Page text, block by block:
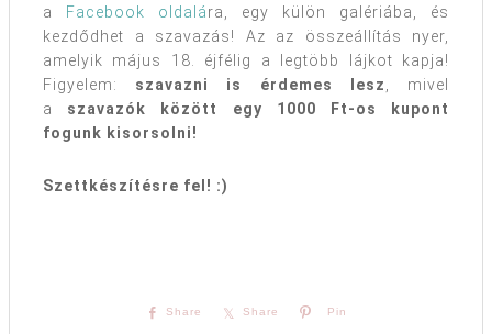
a
Facebook oldalára, egy külön galériába, és
kezdődhet a szavazás! Az az összeállítás nyer,
amelyik május 18. éjfélig a legtöbb lájkot kapja!
Figyelem: szavazni is érdemes lesz
, mivel
a szavazók között egy 1000 Ft-os kupont
fogunk kisorsolni!
Szettkészítésre fel! :)
Share Share Pin